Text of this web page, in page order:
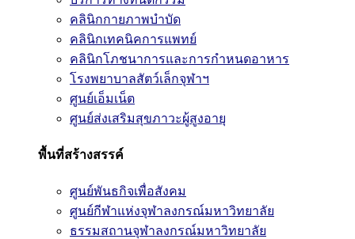
คลินิกกายภาพบำบัด
คลินิกเทคนิคการแพทย์
คลินิกโภชนาการและการกำหนดอาหาร
โรงพยาบาลสัตว์เล็กจุฬาฯ
ศูนย์เอ็มเน็ต
ศูนย์ส่งเสริมสุขภาวะผู้สูงอายุ
พื้นที่สร้างสรรค์
ศูนย์พันธกิจเพื่อสังคม
ศูนย์กีฬาแห่งจุฬาลงกรณ์มหาวิทยาลัย
ธรรมสถานจุฬาลงกรณ์มหาวิทยาลัย